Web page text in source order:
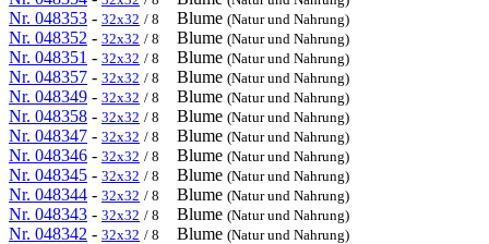
Nr. 048353 - 32x32 / 8 Blume (Natur und Nahrung)
Nr. 048352 - 32x32 / 8 Blume (Natur und Nahrung)
Nr. 048351 - 32x32 / 8 Blume (Natur und Nahrung)
Nr. 048357 - 32x32 / 8 Blume (Natur und Nahrung)
Nr. 048349 - 32x32 / 8 Blume (Natur und Nahrung)
Nr. 048358 - 32x32 / 8 Blume (Natur und Nahrung)
Nr. 048347 - 32x32 / 8 Blume (Natur und Nahrung)
Nr. 048346 - 32x32 / 8 Blume (Natur und Nahrung)
Nr. 048345 - 32x32 / 8 Blume (Natur und Nahrung)
Nr. 048344 - 32x32 / 8 Blume (Natur und Nahrung)
Nr. 048343 - 32x32 / 8 Blume (Natur und Nahrung)
Nr. 048342 - 32x32 / 8 Blume (Natur und Nahrung)